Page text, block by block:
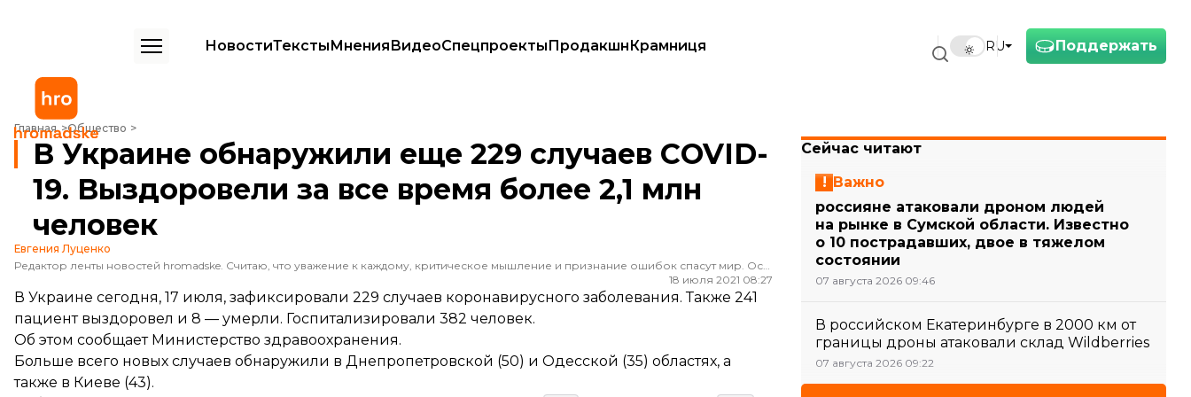
Поддержать
RU
НовостиТекстыМненияВидеоСпецпроектыПродакшнКрамниця
Главная Общество
В Украине обнаружили еще 229 случаев COVID-19. Выздоровели за все время более 2,1 млн человек
В Украине обнаружили еще 229 случаев COVID-
19. Выздоровели за все время более 2,1 млн
человек
Евгения Луценко
Редактор ленты новостей hromadske. Считаю, что уважение к каждому, критическое мышление и признание ошибок спасут мир. Особенно люблю новости о науке и космос
18 июля 2021 08:27
В Украине сегодня, 17 июля, зафиксировали 229 случаев коронавирусного заболевания. Также 241
пациент выздоровел и 8 — умерли. Госпитализировали 382 человек.
Об этом сообщаетМинистерство здравоохранения.
Больше всего новых случаев обнаружили в Днепропетровской (50) и Одесской (35) областях, а
также в Киеве (43).
Сейчас читают
Важно
россияне атаковали дроном людей
на рынке в Сумской области. Известно
о 10 пострадавших, двое в тяжелом
состоянии
07 августа 2026 09:46
В российском Екатеринбурге в 2000 км от
границы дроны атаковали склад Wildberries
07 августа 2026 09:22